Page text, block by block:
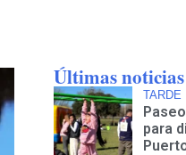
Últimas noticias
TARDE
para